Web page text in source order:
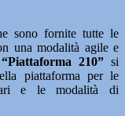
sono fornite tutte le
una modalità agile e
“Piattaforma 210” si
piattaforma per le
e le modalità di